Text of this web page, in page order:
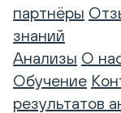
партнёры
знаний
Анализы О
Обучение
результатов